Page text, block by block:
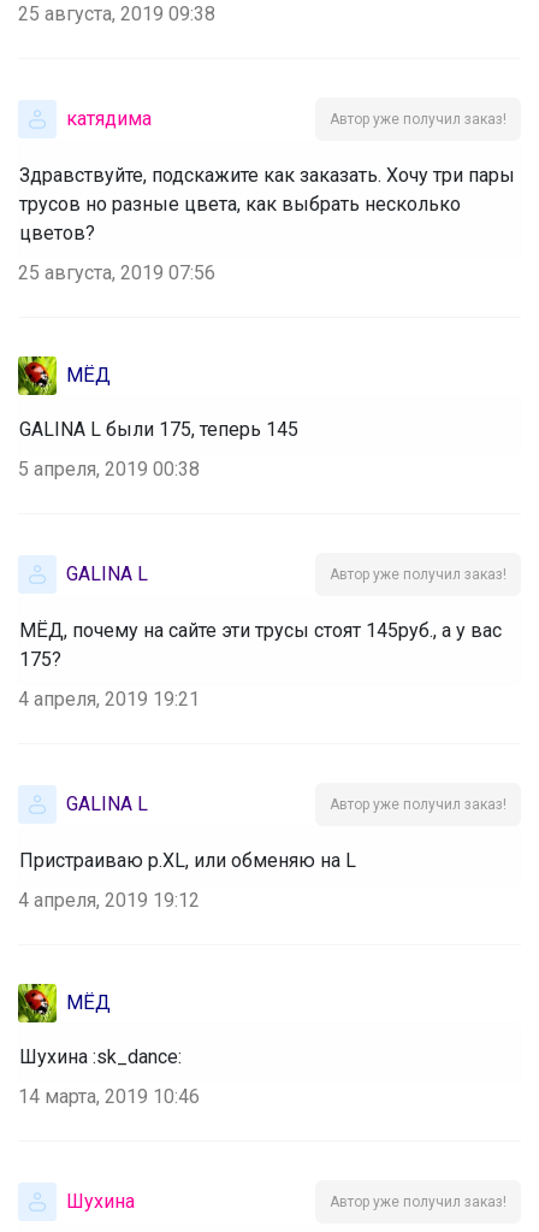
25 августа, 2019 09:38
катядима Автор уже получил заказ!
Здравствуйте, подскажите как заказать. Хочу три пары
трусов но разные цвета, как выбрать несколько
цветов?
25 августа, 2019 07:56
МЁД
GALINA L были 175, теперь 145
5 апреля, 2019 00:38
GALINA L Автор уже получил заказ!
МЁД, почему на сайте эти трусы стоят 145руб., а у вас
175?
4 апреля, 2019 19:21
GALINA L Автор уже получил заказ!
Пристраиваю р.XL, или обменяю на L
4 апреля, 2019 19:12
МЁД
Шухина :sk_dance:
14 марта, 2019 10:46
Шухина Автор уже получил заказ!